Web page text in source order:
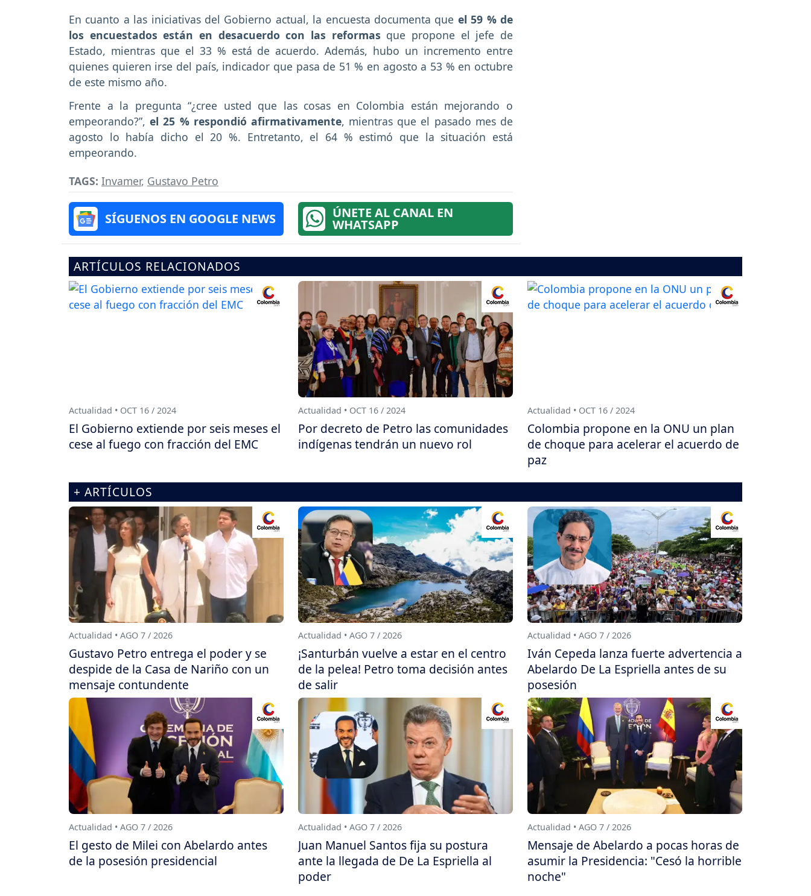
En cuanto a las iniciativas del Gobierno actual, la encuesta documenta que el 59 % de
los encuestados están en desacuerdo con las reformas que propone el jefe de
Estado, mientras que el 33 % está de acuerdo. Además, hubo un incremento entre
quienes quieren irse del país, indicador que pasa de 51 % en agosto a 53 % en octubre
de este mismo año.
Frente a la pregunta “¿cree usted que las cosas en Colombia están mejorando o
empeorando?”, el 25 % respondió afirmativamente, mientras que el pasado mes de
agosto lo había dicho el 20 %. Entretanto, el 64 % estimó que la situación está
empeorando.
TAGS: Invamer, Gustavo Petro
SÍGUENOS EN GOOGLE NEWS ÚNETE AL CANAL EN
WHATSAPP
ARTÍCULOS RELACIONADOS
Actualidad • OCT 16 / 2024
El Gobierno extiende por seis meses el
cese al fuego con fracción del EMC
Actualidad • OCT 16 / 2024
Por decreto de Petro las comunidades
indígenas tendrán un nuevo rol
Actualidad • OCT 16 / 2024
Colombia propone en la ONU un plan
de choque para acelerar el acuerdo de
paz
+ ARTÍCULOS
Actualidad • AGO 7 / 2026
Gustavo Petro entrega el poder y se
despide de la Casa de Nariño con un
mensaje contundente
Actualidad • AGO 7 / 2026
¡Santurbán vuelve a estar en el centro
de la pelea! Petro toma decisión antes
de salir
Actualidad • AGO 7 / 2026
Iván Cepeda lanza fuerte advertencia a
Abelardo De La Espriella antes de su
posesión
Actualidad • AGO 7 / 2026
El gesto de Milei con Abelardo antes
de la posesión presidencial
Actualidad • AGO 7 / 2026
Juan Manuel Santos fija su postura
ante la llegada de De La Espriella al
poder
Actualidad • AGO 7 / 2026
Mensaje de Abelardo a pocas horas de
asumir la Presidencia: "Cesó la horrible
noche"